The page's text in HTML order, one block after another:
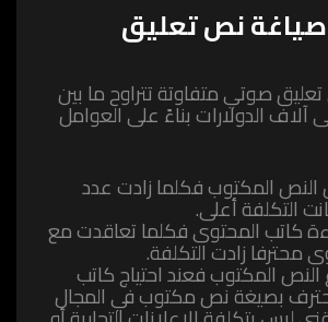
نص تعليق
صوتي متفاوتة تتراوح ما بين
الدولارات بناءً على العوامل
المكتوب فكلما زادت عدد
التكلفة أعلى.
كاتب المحتوى فكلما تعاقدت مع
محترفا زادت التكلفة.
المكتوب فعند احتياج كاتب
بصيغة نص مكتوب في المجال